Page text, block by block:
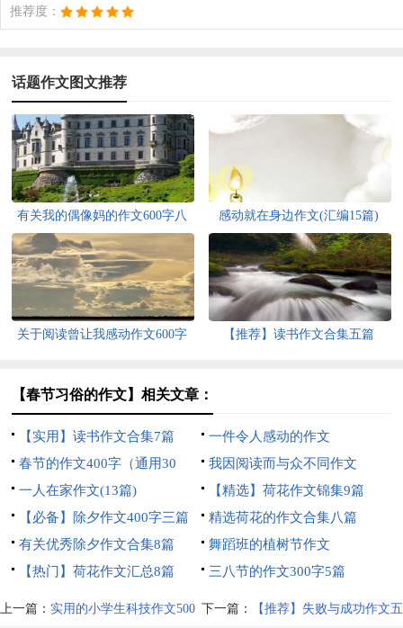
推荐度：
话题作文图文推荐
有关我的偶像妈的作文600字八
篇
感动就在身边作文(汇编15篇)
关于阅读曾让我感动作文600字
【推荐】读书作文合集五篇
【春节习俗的作文】相关文章：
【实用】读书作文合集7篇
一件令人感动的作文
春节的作文400字（通用30
篇）
我因阅读而与众不同作文
一人在家作文(13篇)
【精选】荷花作文锦集9篇
【必备】除夕作文400字三篇
精选荷花的作文合集八篇
有关优秀除夕作文合集8篇
舞蹈班的植树节作文
【热门】荷花作文汇总8篇
三八节的作文300字5篇
上一篇： 实用的小学生科技作文500 下一篇： 【推荐】失败与成功作文五